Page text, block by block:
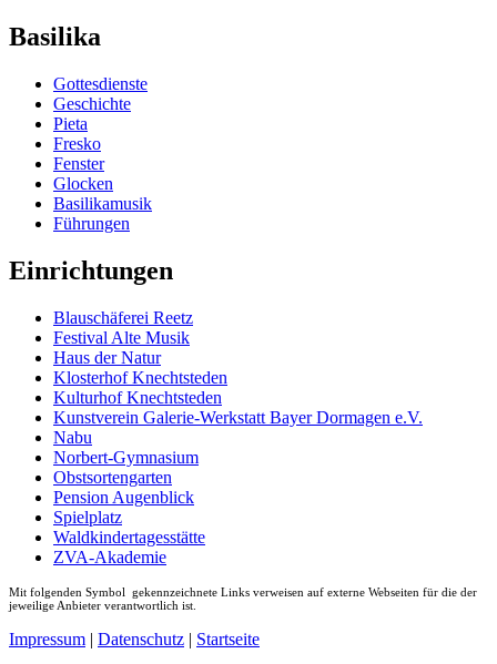
Basilika
Gottesdienste
Geschichte
Pieta
Fresko
Fenster
Glocken
Basilikamusik
Führungen
Einrichtungen
Blauschäferei Reetz
Festival Alte Musik
Haus der Natur
Klosterhof Knechtsteden
Kulturhof Knechtsteden
Kunstverein Galerie-Werkstatt Bayer Dormagen e.V.
Nabu
Norbert-Gymnasium
Obstsortengarten
Pension Augenblick
Spielplatz
Waldkindertagesstätte
ZVA-Akademie
Mit folgenden Symbol gekennzeichnete Links verweisen auf externe Webseiten für die der
jeweilige Anbieter verantwortlich ist.
Impressum | Datenschutz | Startseite